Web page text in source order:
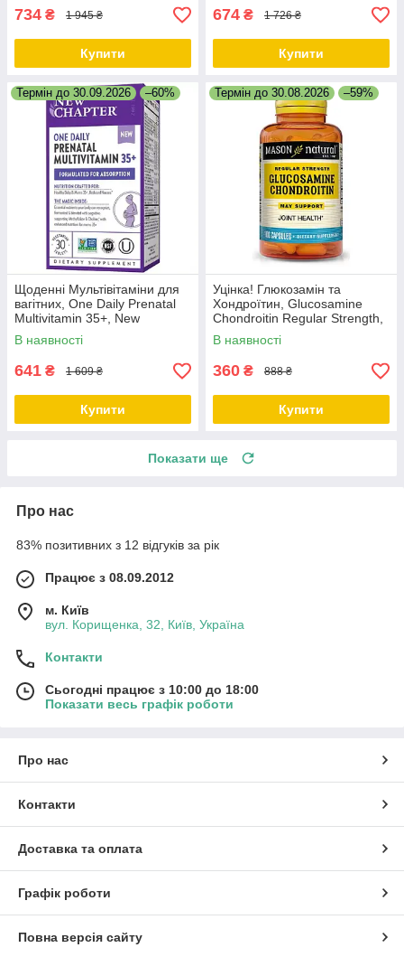
734 ₴ 1 945 ₴
Купити
674 ₴ 1 726 ₴
Купити
Термін до 30.09.2026 –60%
Щоденні Мультівітаміни для
вагітних, One Daily Prenatal
Multivitamin 35+, New
Chapter, 30 таблеток
В наявності
641 ₴ 1 609 ₴
Купити
Термін до 30.08.2026 –59%
Уцінка! Глюкозамін та
Хондроїтин, Glucosamine
Chondroitin Regular Strength,
Mason Natural, 100 капсул
В наявності
360 ₴ 888 ₴
Купити
Показати ще
Про нас
83% позитивних з 12 відгуків за рік
Працює з 08.09.2012
м. Київ
вул. Корищенка, 32, Київ, Україна
Контакти
Сьогодні працює з 10:00 до 18:00
Показати весь графік роботи
Про нас
Контакти
Доставка та оплата
Графік роботи
Повна версія сайту